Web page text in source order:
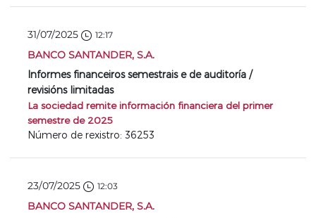
31/07/2025 12:17
BANCO SANTANDER, S.A.
Informes financeiros semestrais e de auditoría /
revisións limitadas
La sociedad remite información financiera del primer
semestre de 2025
Número de rexistro: 36253
23/07/2025 12:03
BANCO SANTANDER, S.A.